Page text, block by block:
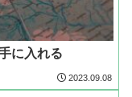
に入れる
2023.09.08